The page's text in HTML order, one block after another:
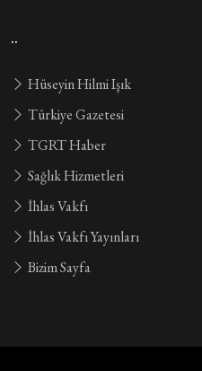
..
Hüseyin Hilmi Işık
Türkiye Gazetesi
TGRT Haber
Sağlık Hizmetleri
İhlas Vakfı
İhlas Vakfı Yayınları
Bizim Sayfa